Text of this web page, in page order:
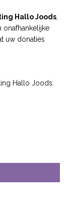
Hallo Joods
onafhankelijke
uw donaties
Hallo Joods.